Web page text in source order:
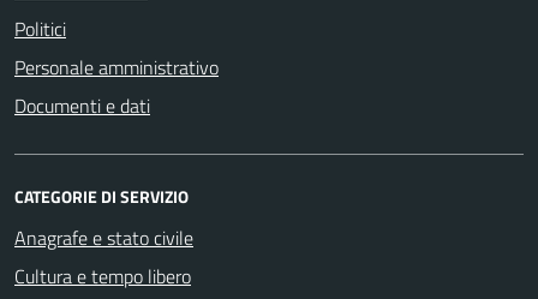
Politici
Personale amministrativo
Documenti e dati
CATEGORIE DI SERVIZIO
Anagrafe e stato civile
Cultura e tempo libero